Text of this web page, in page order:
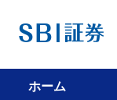
ホーム